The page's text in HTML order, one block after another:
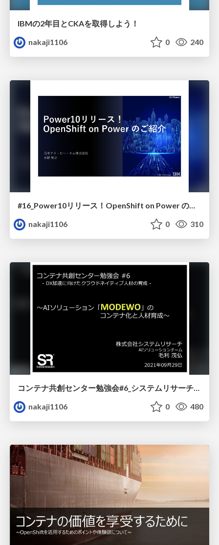
IBMの2年目とCKAを取得しよう！
nakaji1106
0 240
#16_Power10リリース！OpenShift on Power のご紹介
nakaji1106
0 310
nakaji1106
0 480